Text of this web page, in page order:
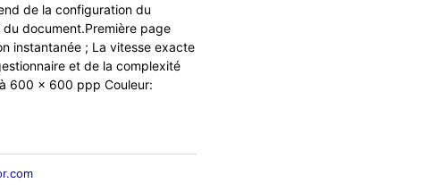
de la configuration du
document.Première page
instantanée ; La vitesse exacte
et de la complexité
600 x 600 ppp Couleur: